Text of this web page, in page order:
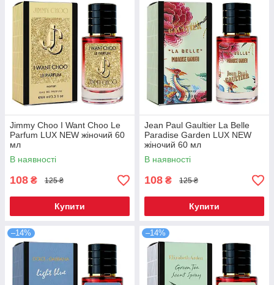
Jimmy Choo I Want Choo Le
Parfum LUX NEW жіночий 60
мл
В наявності
108 ₴ 125 ₴
Купити
Jean Paul Gaultier La Belle
Paradise Garden LUX NEW
жіночий 60 мл
В наявності
108 ₴ 125 ₴
Купити
–14% –14%